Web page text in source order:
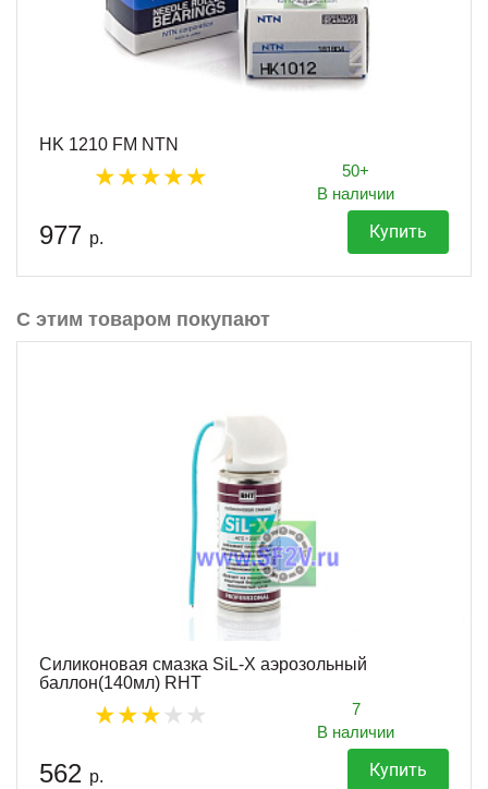
HK 1210 FM NTN
50+
В наличии
977 р. Купить
С этим товаром покупают
Силиконовая смазка SiL-X аэрозольный
баллон(140мл) RHT
7
В наличии
562 р. Купить